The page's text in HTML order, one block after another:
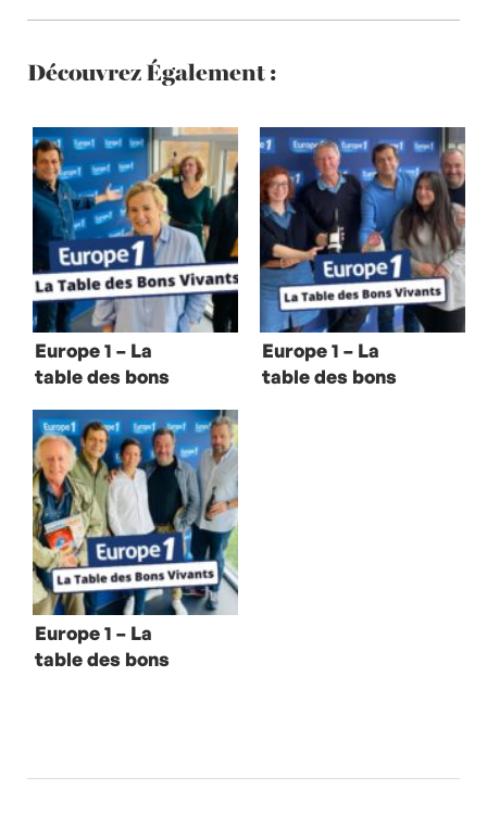
Découvrez Également :
Europe 1 – La
table des bons
Hélène Darroze
et Eric Trochon
Europe 1 – La
table des bons
Europe 1 – La
table des bons